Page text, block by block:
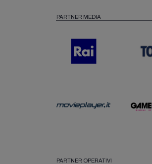
PARTNER MEDIA
PARTNER OPERATIVI